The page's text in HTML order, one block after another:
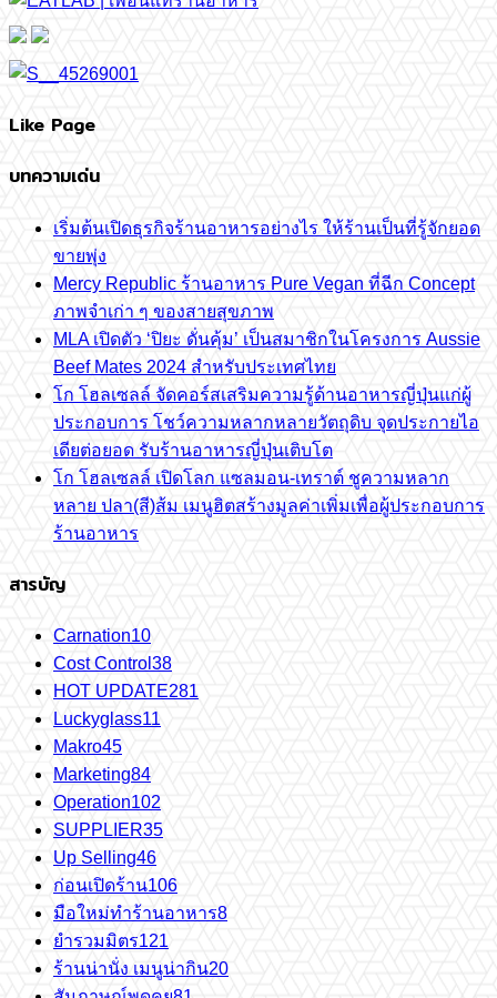
Like Page
บทความเด่น
เริ่มต้นเปิดธุรกิจร้านอาหารอย่างไร ให้ร้านเป็นที่รู้จักยอด
ขายพุ่ง
Mercy Republic ร้านอาหาร Pure Vegan ที่ฉีก Concept
ภาพจำเก่า ๆ ของสายสุขภาพ
MLA เปิดตัว ‘ปิยะ ดั่นคุ้ม’ เป็นสมาชิกในโครงการ Aussie
Beef Mates 2024 สำหรับประเทศไทย
โก โฮลเซลล์ จัดคอร์สเสริมความรู้ด้านอาหารญี่ปุ่นแก่ผู้
ประกอบการ โชว์ความหลากหลายวัตถุดิบ จุดประกายไอ
เดียต่อยอด รับร้านอาหารญี่ปุ่นเติบโต
โก โฮลเซลล์ เปิดโลก แซลมอน-เทราต์ ชูความหลาก
หลาย ปลา(สี)ส้ม เมนูฮิตสร้างมูลค่าเพิ่มเพื่อผู้ประกอบการ
ร้านอาหาร
สารบัญ
Carnation10
Cost Control 38
HOT UPDATE281
Luckyglass11
Makro45
Marketing84
Operation102
SUPPLIER35
Up Selling46
ก่อนเปิดร้าน106
มือใหม่ทำร้านอาหาร8
ยำรวมมิตร121
ร้านน่านั่ง เมนูน่ากิน20